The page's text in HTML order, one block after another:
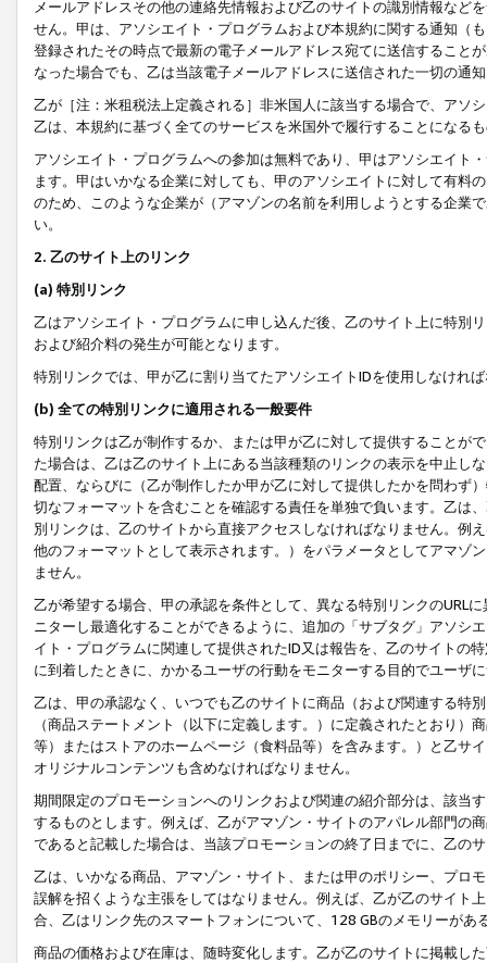
メールアドレスその他の連絡先情報および乙のサイトの識別情報など
せん。甲は、アソシエイト・プログラムおよび本規約に関する通知（
登録されたその時点で最新の電子メールアドレス宛てに送信すること
なった場合でも、乙は当該電子メールアドレスに送信された一切の通
乙が［注：米租税法上定義される］非米国人に該当する場合で、アソ
乙は、本規約に基づく全てのサービスを米国外で履行することになる
アソシエイト・プログラムへの参加は無料であり、甲はアソシエイト
ます。甲はいかなる企業に対しても、甲のアソシエイトに対して有料
のため、このような企業が（アマゾンの名前を利用しようとする企業
い。
2. 乙のサイト上のリンク
(a) 特別リンク
乙はアソシエイト・プログラムに申し込んだ後、乙のサイト上に特別
および紹介料の発生が可能となります。
特別リンクでは、甲が乙に割り当てたアソシエイトIDを使用しなけれ
(b) 全ての特別リンクに適用される一般要件
特別リンクは乙が制作するか、または甲が乙に対して提供することが
た場合は、乙は乙のサイト上にある当該種類のリンクの表示を中止し
配置、ならびに（乙が制作したか甲が乙に対して提供したかを問わず
切なフォーマットを含むことを確認する責任を単独で負います。乙は
別リンクは、乙のサイトから直接アクセスしなければなりません。例
他のフォーマットとして表示されます。）をパラメータとしてアマゾ
ません。
乙が希望する場合、甲の承認を条件として、異なる特別リンクのURL
ニターし最適化することができるように、追加の「サブタグ」アソシ
イト・プログラムに関連して提供されたID又は報告を、乙のサイトの
に到着したときに、かかるユーザの行動をモニターする目的でユーザ
乙は、甲の承認なく、いつでも乙のサイトに商品（および関連する特
（商品ステートメント（以下に定義します。）に定義されたとおり
等）またはストアのホームページ（食料品等）を含みます。）と乙サ
オリジナルコンテンツも含めなければなりません。
期間限定のプロモーションへのリンクおよび関連の紹介部分は、該当
するものとします。例えば、乙がアマゾン・サイトのアパレル部門の
であると記載した場合は、当該プロモーションの終了日までに、乙の
乙は、いかなる商品、アマゾン・サイト、または甲のポリシー、プロ
誤解を招くような主張をしてはなりません。例えば、乙が乙のサイト
合、乙はリンク先のスマートフォンについて、128 GBのメモリーがあ
商品の価格および在庫は、随時変化します。乙が乙のサイトに掲載し